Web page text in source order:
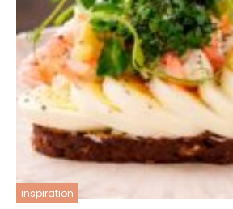
inspiration